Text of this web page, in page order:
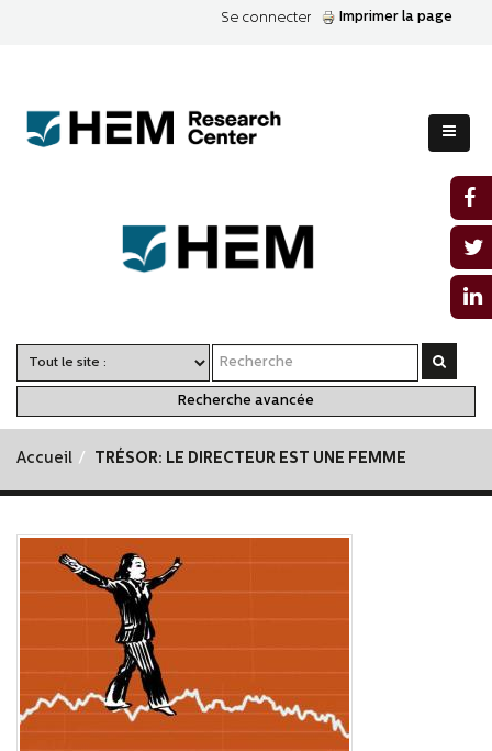
Se connecter Imprimer la page
Recherche avancée
Accueil TRÉSOR: LE DIRECTEUR EST UNE FEMME